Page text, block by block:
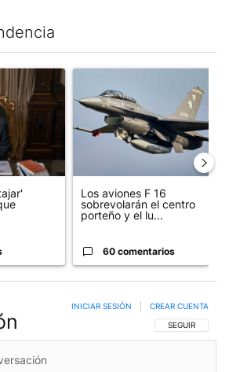
artículos con más comentarios en los
con el título "Milei, listo para 'atajar'
Un artículo de tendencia con
Los aviones F 16
sobrevolarán el centro
porteño y el lu...
60 comentarios
SIGA ESTA
SEGUIR
INICIAR SESIÓN CREAR CUENTA